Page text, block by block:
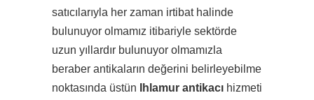
satıcılarıyla her zaman irtibat halinde
bulunuyor olmamız itibariyle sektörde
uzun yıllardır bulunuyor olmamızla
beraber antikaların değerini belirleyebilme
noktasında üstün
Ihlamur antikacı hizmeti